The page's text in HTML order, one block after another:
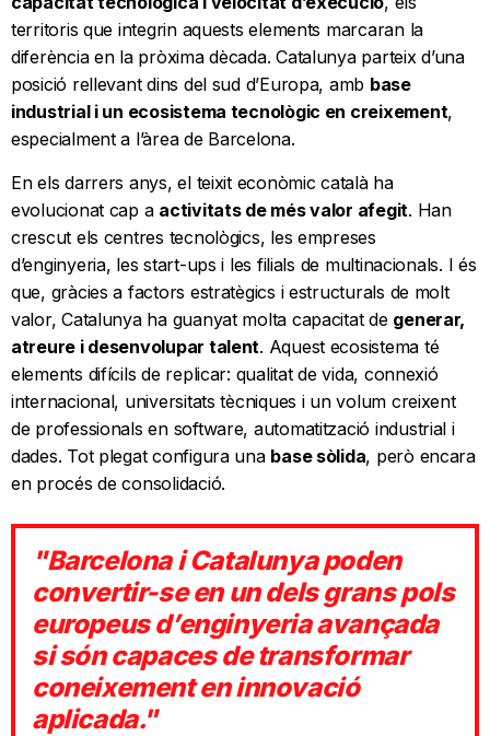
territoris que integrin aquests elements marcaran la
diferència en la pròxima dècada. Catalunya parteix d’una
posició rellevant dins del sud d’Europa, amb base
industrial i un ecosistema tecnològic en creixement,
especialment a l’àrea de Barcelona.
En els darrers anys, el teixit econòmic català ha
evolucionat cap a activitats de més valor afegit. Han
crescut els centres tecnològics, les empreses
d’enginyeria, les start-ups i les filials de multinacionals. I és
que, gràcies a factors estratègics i estructurals de molt
valor, Catalunya ha guanyat molta capacitat de generar,
atreure i desenvolupar talent. Aquest ecosistema té
elements difícils de replicar: qualitat de vida, connexió
internacional, universitats tècniques i un volum creixent
de professionals en software, automatització industrial i
dades. Tot plegat configura una base sòlida, però encara
en procés de consolidació.
"Barcelona i Catalunya poden
convertir-se en un dels grans pols
europeus d’enginyeria avançada
si són capaces de transformar
coneixement en innovació
aplicada."